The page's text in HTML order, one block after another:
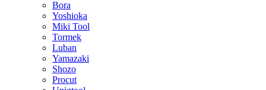
Bora
Yoshioka
Miki Tool
Tormek
Luban
Yamazaki
Shozo
Procut